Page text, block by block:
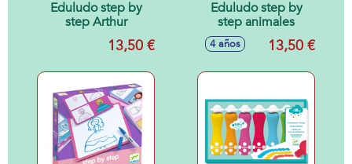
Eduludo step by
step Arthur
13,50 €
Eduludo step by
step animales
4 años 13,50 €